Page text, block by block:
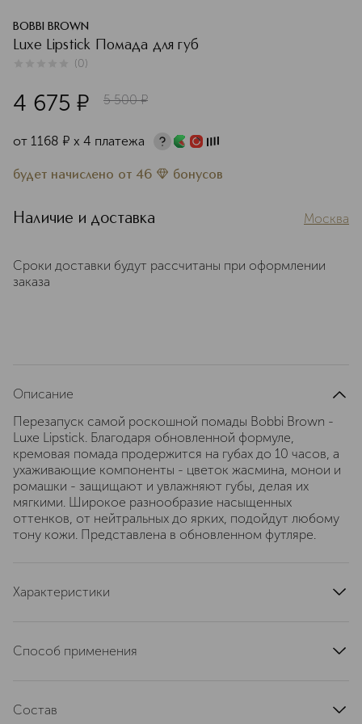
BOBBI BROWN
Luxe Lipstick Помада для губ
(0)
4 675 ¤ 5 500 ¤
от 1168 ¤ х 4 платежа
будет начислено от 46 бонусов
Наличие и доставка Москва
Сроки доставки будут рассчитаны при оформлении
заказа
Описание
Перезапуск самой роскошной помады Bobbi Brown -
Luxe Lipstick. Благодаря обновленной формуле,
кремовая помада продержится на губах до 10 часов, а
ухаживающие компоненты - цветок жасмина, монои и
ромашки - защищают и увлажняют губы, делая их
мягкими. Широкое разнообразие насыщенных
оттенков, от нейтральных до ярких, подойдут любому
тону кожи. Представлена в обновленном футляре.
Характеристики
Способ применения
точного нанесения.
Состав